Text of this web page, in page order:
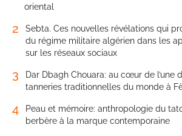
oriental
2
Sebta. Ces nouvelles révélations qui
du régime militaire algérien dans les
sur les réseaux sociaux
3
Dar Dbagh Chouara: au cœur de l’une
tanneries traditionnelles du monde à
4
Peau et mémoire: anthropologie du
berbère à la marque contemporaine